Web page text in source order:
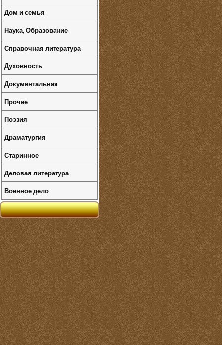
Дом и семья
Наука, Образование
Справочная литература
Духовность
Документальная
Прочее
Поэзия
Драматургия
Старинное
Деловая литература
Военное дело